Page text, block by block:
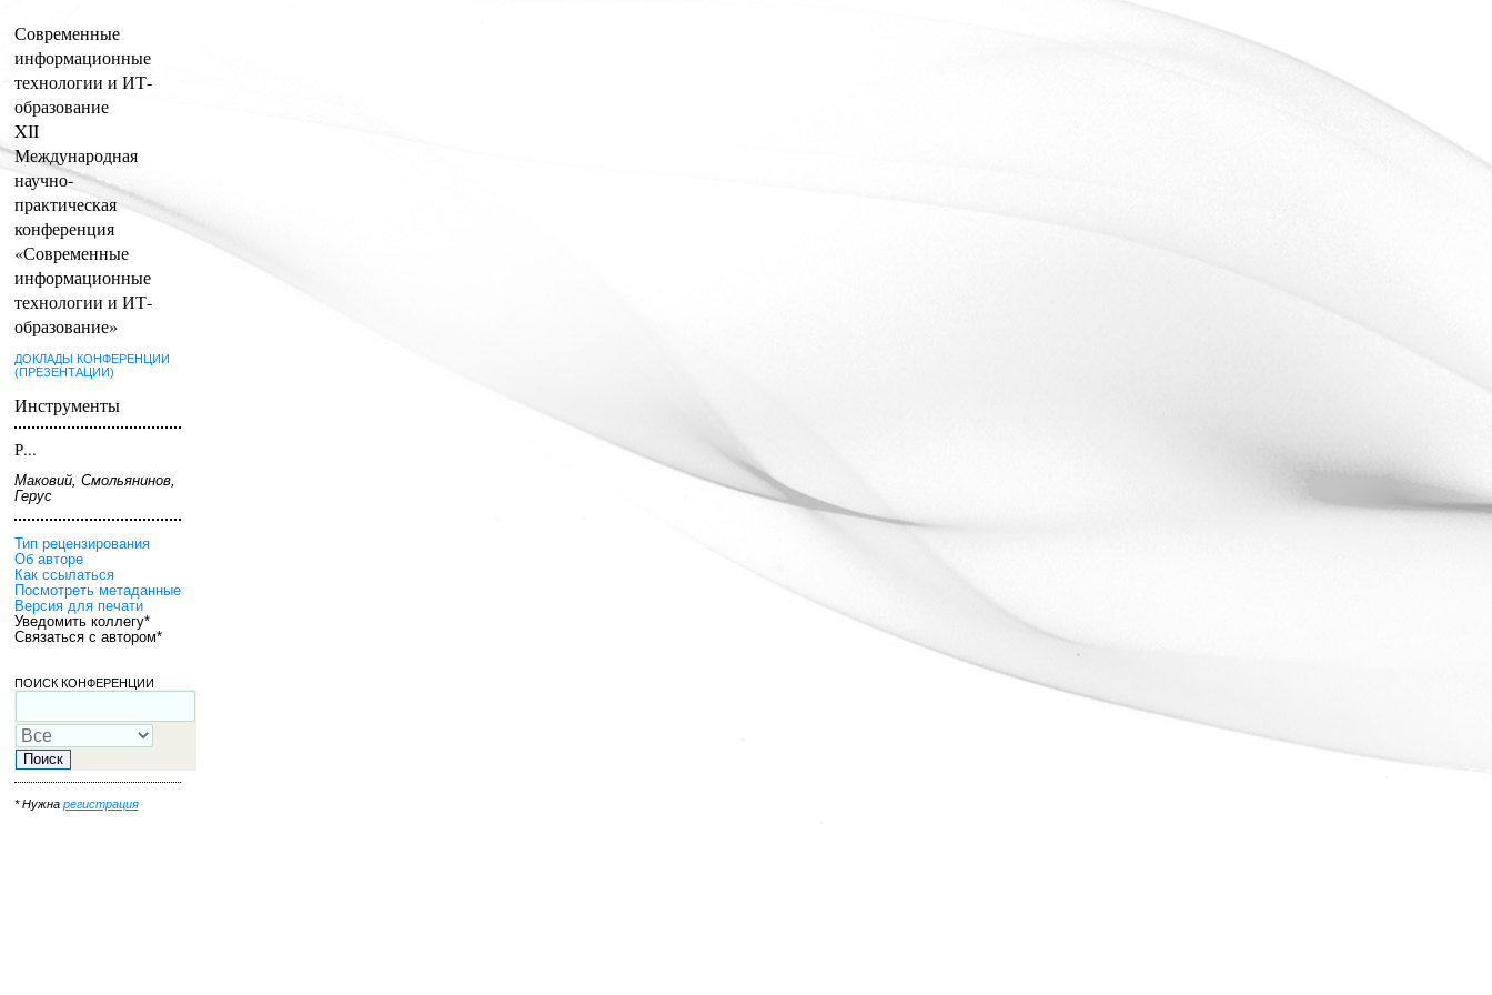
Современные
информационные
технологии и ИТ-
образование
XII
Международная
научно-
практическая
конференция
«Современные
информационные
технологии и ИТ-
образование»
ДОКЛАДЫ КОНФЕРЕНЦИИ
(ПРЕЗЕНТАЦИИ)
Инструменты
Р...
Маковий, Смольянинов,
Герус
Тип рецензирования
Об авторе
Как ссылаться
Посмотреть метаданные
Версия для печати
Уведомить коллегу*
Связаться с автором*
ПОИСК КОНФЕРЕНЦИИ
* Нужна регистрация